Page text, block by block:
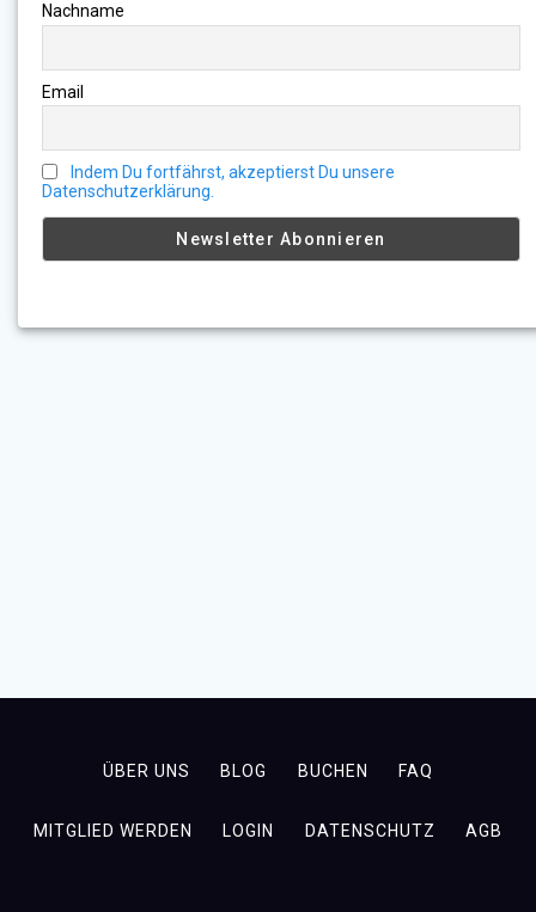
Nachname
Email
Indem Du fortfährst, akzeptierst Du unsere
Datenschutzerklärung.
ÜBER UNS BLOG BUCHEN FAQ
MITGLIED WERDEN LOGIN DATENSCHUTZ AGB